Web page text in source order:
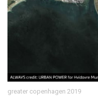
greater copenhagen 2019